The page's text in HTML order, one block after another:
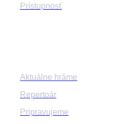
Prístupnosť
Aktuálne hráme
Repertoár
Pripravujeme